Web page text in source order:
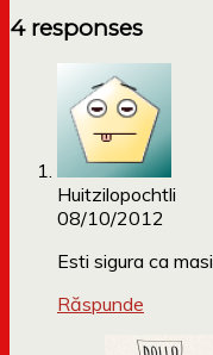
4 responses
Huitzilopochtli
08/10/2012
Esti sigura ca
Răspunde